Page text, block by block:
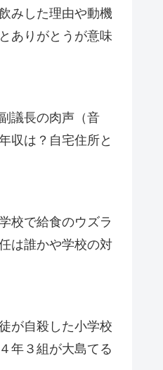
みした理由や動機
ありがとうが意味
議長の肉声（音
収は？自宅住所と
校で給食のウズラ
は誰かや学校の対
が自殺した小学校
年３組が大島てる